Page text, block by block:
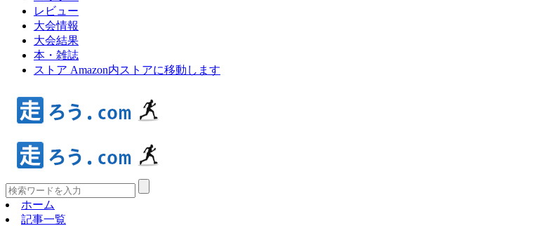
レビュー
大会情報
大会結果
本・雑誌
ストア Amazon内ストアに移動します
ホーム
記事一覧